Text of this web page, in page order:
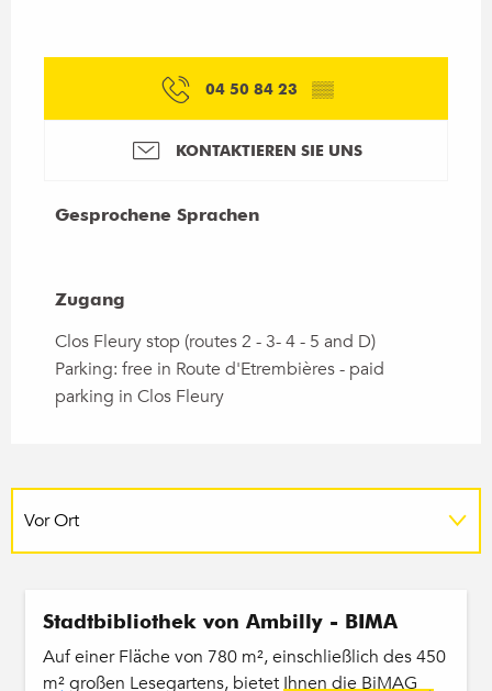
04 50 84 23 ▒▒
KONTAKTIEREN SIE UNS
Gesprochene Sprachen
Gesprochene Sprachen
Zugang
Zugang
Clos Fleury stop (routes 2 - 3- 4 - 5 and D)
Parking: free in Route d'Etrembières - paid
parking in Clos Fleury
Vor Ort
Stadtbibliothek von Ambilly - BIMA
Auf einer Fläche von 780 m², einschließlich des 450
m² großen Lesegartens, bietet Ihnen die BiMAG